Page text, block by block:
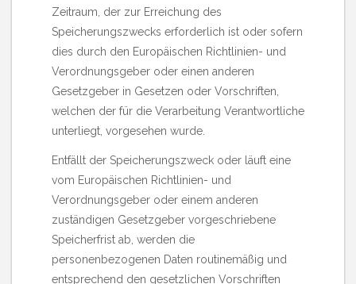
Zeitraum, der zur Erreichung des
Speicherungszwecks erforderlich ist oder sofern
dies durch den Europäischen Richtlinien- und
Verordnungsgeber oder einen anderen
Gesetzgeber in Gesetzen oder Vorschriften,
welchen der für die Verarbeitung Verantwortliche
unterliegt, vorgesehen wurde.
Entfällt der Speicherungszweck oder läuft eine
vom Europäischen Richtlinien- und
Verordnungsgeber oder einem anderen
zuständigen Gesetzgeber vorgeschriebene
Speicherfrist ab, werden die
personenbezogenen Daten routinemäßig und
entsprechend den gesetzlichen Vorschriften